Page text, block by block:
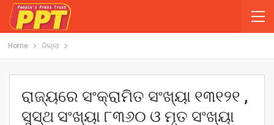
Home ଜିଲ୍ଲା
ରାଜ୍ୟରେ ସଂକ୍ରାମିତ ସଂଖ୍ୟା ୧୩୧୨୧ ,
ସୁସ୍ଥ ସଂଖ୍ୟା ୮୩୬୦ ଓ ମୃତ ସଂଖ୍ୟା